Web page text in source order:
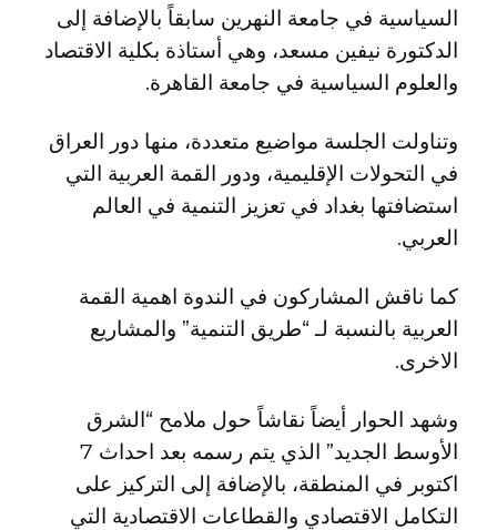
السياسية في جامعة النهرين سابقاً بالإضافة إلى
الدكتورة نيفين مسعد، وهي أستاذة بكلية الاقتصاد
والعلوم السياسية في جامعة القاهرة.
وتناولت الجلسة مواضيع متعددة، منها دور العراق
في التحولات الإقليمية، ودور القمة العربية التي
استضافتها بغداد في تعزيز التنمية في العالم
العربي.
كما ناقش المشاركون في الندوة اهمية القمة
العربية بالنسبة لـ “طريق التنمية” والمشاريع
الاخرى.
وشهد الحوار أيضاً نقاشاً حول ملامح “الشرق
الأوسط الجديد” الذي يتم رسمه بعد احداث 7
اكتوبر في المنطقة، بالإضافة إلى التركيز على
التكامل الاقتصادي والقطاعات الاقتصادية التي